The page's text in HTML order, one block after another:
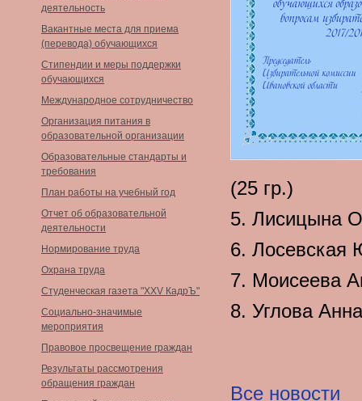
деятельность
Вакантные места для приема
(перевода) обучающихся
Стипендии и меры поддержки
обучающихся
Международное сотрудничество
Организация питания в
образовательной организации
Образовательные стандарты и
требования
План работы на учебный год
Отчет об образовательной
деятельности
Нормирование труда
Охрана труда
Студенческая газета "XXV КадрЪ"
Социально-значимые
мероприятия
Правовое просвещение граждан
Результаты рассмотрения
обращения граждан
(25 гр.)
5. Лисицына
6. Лосевская
7. Моисеева
8. Углова
Все новости